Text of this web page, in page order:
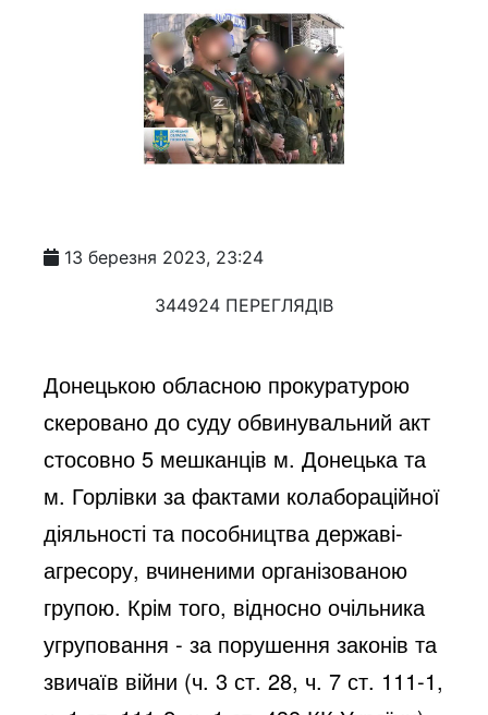
13 березня 2023, 23:24
344924 ПЕРЕГЛЯДІВ
Донецькою обласною прокуратурою
скеровано до суду обвинувальний акт
стосовно 5 мешканців м. Донецька та
м. Горлівки за фактами колабораційної
діяльності та пособництва державі-
агресору, вчиненими організованою
групою. Крім того, відносно очільника
угруповання - за порушення законів та
звичаїв війни (ч. 3 ст. 28, ч. 7 ст. 111-1,